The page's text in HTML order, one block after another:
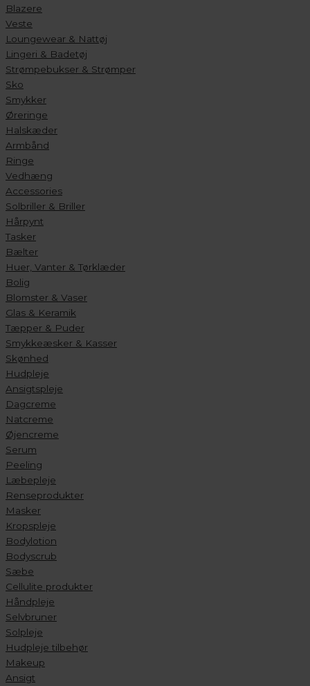
Blazere
Veste
Loungewear & Nattøj
Lingeri & Badetøj
Strømpebukser & Strømper
Sko
Smykker
Øreringe
Halskæder
Armbånd
Ringe
Vedhæng
Accessories
Solbriller & Briller
Hårpynt
Tasker
Bælter
Huer, Vanter & Tørklæder
Bolig
Blomster & Vaser
Glas & Keramik
Tæpper & Puder
Smykkeæsker & Kasser
Skønhed
Hudpleje
Ansigtspleje
Dagcreme
Natcreme
Øjencreme
Serum
Peeling
Læbepleje
Renseprodukter
Masker
Kropspleje
Bodylotion
Bodyscrub
Sæbe
Cellulite produkter
Håndpleje
Selvbruner
Solpleje
Hudpleje tilbehør
Makeup
Ansigt